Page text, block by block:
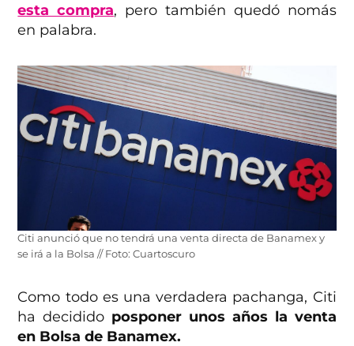
esta compra, pero también quedó nomás
en palabra.
Citi anunció que no tendrá una venta directa de Banamex y
se irá a la Bolsa // Foto: Cuartoscuro
Como todo es una verdadera pachanga, Citi
ha decidido posponer unos años la venta
en Bolsa de Banamex.